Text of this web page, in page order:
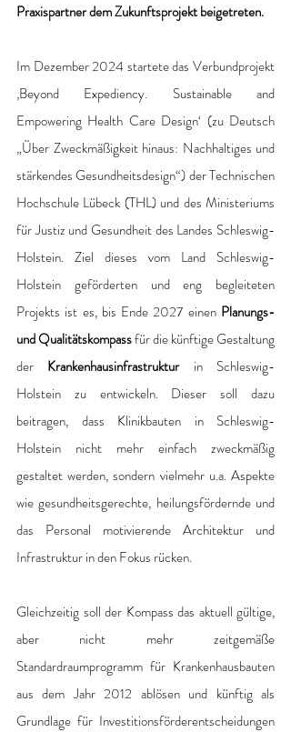
Praxispartner dem Zukunftsprojekt beigetreten.
Im Dezember 2024 startete das Verbundprojekt
‚Beyond Expediency. Sustainable and
Empowering Health Care Design‘ (zu Deutsch
„Über Zweckmäßigkeit hinaus: Nachhaltiges und
stärkendes Gesundheitsdesign“) der Technischen
Hochschule Lübeck (THL) und des Ministeriums
für Justiz und Gesundheit des Landes Schleswig-
Holstein. Ziel dieses vom Land Schleswig-
Holstein geförderten und eng begleiteten
Projekts ist es, bis Ende 2027 einen Planungs-
und Qualitätskompass für die künftige Gestaltung
der Krankenhausinfrastruktur in Schleswig-
Holstein zu entwickeln. Dieser soll dazu
beitragen, dass Klinikbauten in Schleswig-
Holstein nicht mehr einfach zweckmäßig
gestaltet werden, sondern vielmehr u.a. Aspekte
wie gesundheitsgerechte, heilungsfördernde und
das Personal motivierende Architektur und
Infrastruktur in den Fokus rücken.
Gleichzeitig soll der Kompass das aktuell gültige,
aber nicht mehr zeitgemäße
Standardraumprogramm für Krankenhausbauten
aus dem Jahr 2012 ablösen und künftig als
Grundlage für Investitionsförderentscheidungen